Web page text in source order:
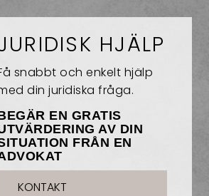
HJÄLP
snabbt och enkelt hjälp
din juridiska fråga.
EN GRATIS
AV DIN
FRÅN EN
KONTAKT